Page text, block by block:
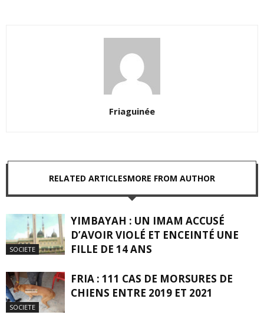
Friaguinée
RELATED ARTICLESMORE FROM AUTHOR
SOCIETE
YIMBAYAH : UN IMAM ACCUSÉ
D’AVOIR VIOLÉ ET ENCEINTÉ UNE
FILLE DE 14 ANS
SOCIETE
FRIA : 111 CAS DE MORSURES DE
CHIENS ENTRE 2019 ET 2021